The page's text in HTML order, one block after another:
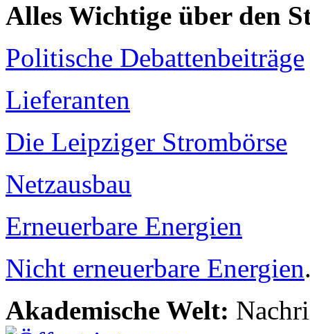
Alles Wichtige über den
Politische Debattenbeiträge
Lieferanten
Die Leipziger Strombörse
Netzausbau
Erneuerbare Energien
Nicht erneuerbare Energien
Akademische Welt: